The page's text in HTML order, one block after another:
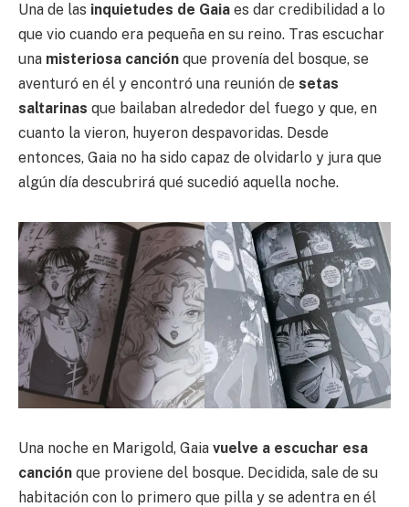
Una de las inquietudes de Gaia es dar credibilidad a lo
que vio cuando era pequeña en su reino. Tras escuchar
una misteriosa canción que provenía del bosque, se
aventuró en él y encontró una reunión de setas
saltarinas que bailaban alrededor del fuego y que, en
cuanto la vieron, huyeron despavoridas. Desde
entonces, Gaia no ha sido capaz de olvidarlo y jura que
algún día descubrirá qué sucedió aquella noche.
Una noche en Marigold, Gaia vuelve a escuchar esa
canción que proviene del bosque. Decidida, sale de su
habitación con lo primero que pilla y se adentra en él